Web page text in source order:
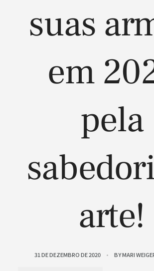
suas
em
pela
arte!
31 DE DEZEMBRO DE 2020 BYMARI